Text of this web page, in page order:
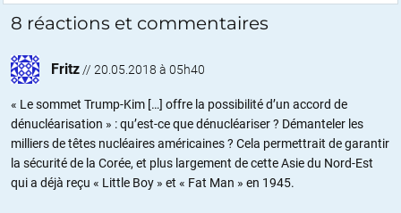
8 réactions et commentaires
Fritz // 20.05.2018 à 05h40
« Le sommet Trump-Kim […] offre la possibilité d’un accord de
dénucléarisation » : qu’est-ce que dénucléariser ? Démanteler les
milliers de têtes nucléaires américaines ? Cela permettrait de garantir
la sécurité de la Corée, et plus largement de cette Asie du Nord-Est
qui a déjà reçu « Little Boy » et « Fat Man » en 1945.